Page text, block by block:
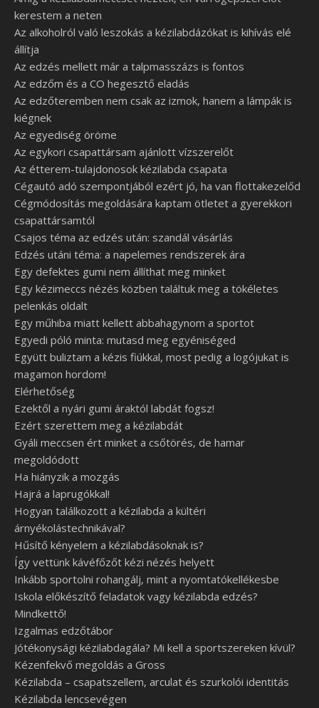
kerestem a neten
Az alkoholról való leszokás a kézilabdázókat is kihívás elé
állítja
Az edzés mellett már a talpmasszázs is fontos
Az edzőm és a CO hegesztő eladás
Az edzőteremben nem csak az izmok, hanem a lámpák is
kiégnek
Az egyediség öröme
Az egykori csapattársam ajánlott vízszerelőt
Az étterem-tulajdonosok kézilabda csapata
Cégautó adó szempontjából ezért jó, ha van flottakezelőd
Cégmódosítás megoldására kaptam ötletet a gyerekkori
csapattársamtól
Csajos téma az edzés után: szandál vásárlás
Edzés utáni téma: a napelemes rendszerek ára
Egy defektes gumi nem állíthat meg minket
Egy kézimeccs nézés közben találtuk meg a tökéletes
pelenkás oldalt
Egy műhiba miatt kellett abbahagynom a sportot
Egyedi póló minta: mutasd meg egyéniséged
Együtt buliztam a kézis fiúkkal, most pedig a logójukat is
magamon hordom!
Elérhetőség
Ezektől a nyári gumi áraktól labdát fogsz!
Ezért szerettem meg a kézilabdát
Gyáli meccsen ért minket a csőtörés, de hamar
megoldódott
Ha hiányzik a mozgás
Hajrá a laprugókkal!
Hogyan találkozott a kézilabda a kültéri
árnyékolástechnikával?
Hűsítő kényelem a kézilabdásoknak is?
Így vettünk kávéfőzőt kézi nézés helyett
Inkább sportolni rohangálj, mint a nyomtatókellékesbe
Iskola előkészítő feladatok vagy kézilabda edzés?
Mindkettő!
Izgalmas edzőtábor
Jótékonysági kézilabdagála? Mi kell a sportszereken kívül?
Kézenfekvő megoldás a Gross
Kézilabda – csapatszellem, arculat és szurkolói identitás
Kézilabda lencsevégen